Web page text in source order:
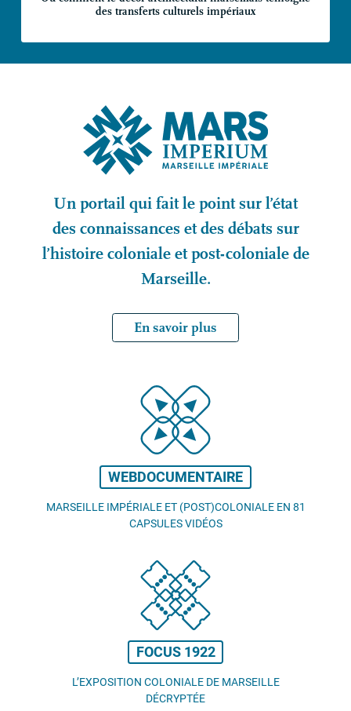
des transferts culturels impériaux
Un portail qui fait le point sur l’état
des connaissances et des débats sur
l’histoire coloniale et post-coloniale de
Marseille.
En savoir plus
WEBDOCUMENTAIRE
MARSEILLE IMPÉRIALE ET (POST)COLONIALE EN 81
CAPSULES VIDÉOS
FOCUS 1922
L’EXPOSITION COLONIALE DE MARSEILLE
DÉCRYPTÉE